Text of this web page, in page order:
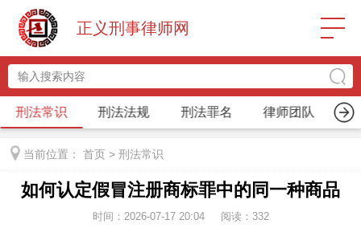
正义刑事律师网
刑法常识 刑法法规 刑法罪名 律师团队
当前位置： 首页 > 刑法常识
如何认定假冒注册商标罪中的同一种商品
时间：2026-07-17 20:04 阅读： 332